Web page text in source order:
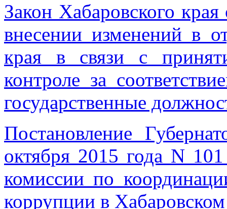
Закон Хабаровского
внесении изменений в
края в связи с
контроле за
государственные
Постановление
октября 2015 года N
комиссии по
коррупции в